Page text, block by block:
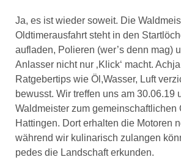
Ja, es ist wieder soweit. Die
Oldtimerausfahrt steht in den
aufladen, Polieren (wer’s denn mag)
Anlasser nicht nur ‚Klick‘ macht.
Ratgebertips wie Öl,Wasser, Luft
bewusst. Wir treffen uns am 30.06.19
Waldmeister zum gemeinschaftlichen
Hattingen. Dort erhalten die Motoren
während wir kulinarisch zulangen
pedes die Landschaft erkunden.